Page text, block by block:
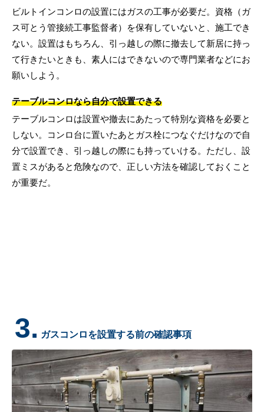
ビルトインコンロの設置にはガスの工事が必要だ。資格（ガ
ス可とう管接続工事監督者）を保有していないと、施工でき
ない。設置はもちろん、引っ越しの際に撤去して新居に持っ
て行きたいときも、素人にはできないので専門業者などにお
願いしよう。
テーブルコンロなら自分で設置できる
テーブルコンロは設置や撤去にあたって特別な資格を必要と
しない。コンロ台に置いたあとガス栓につなぐだけなので自
分で設置でき、引っ越しの際にも持っていける。ただし、設
置ミスがあると危険なので、正しい方法を確認しておくこと
が重要だ。
3. ガスコンロを設置する前の確認事項